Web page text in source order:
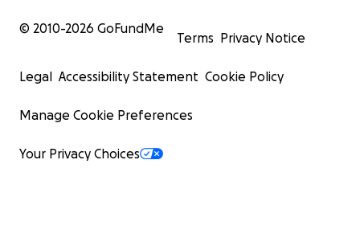
© 2010-2026 GoFundMe
Terms Privacy Notice
Legal Accessibility Statement Cookie Policy
Manage Cookie Preferences
Your Privacy Choices